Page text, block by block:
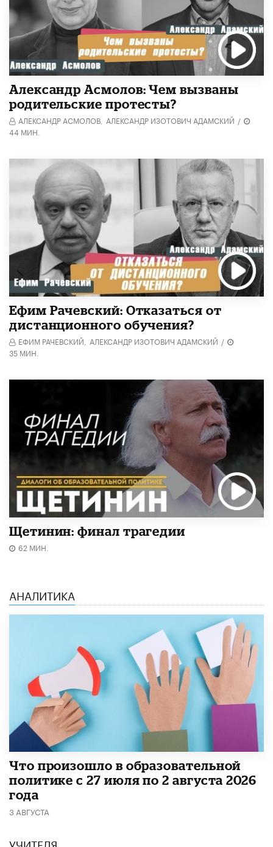
Александр Асмолов: Чем вызваны
родительские протесты?
АЛЕКСАНДР АСМОЛОВ, АЛЕКСАНДР ИЗОТОВИЧ АДАМСКИЙ /
44 МИН.
Ефим Рачевский: Отказаться от
дистанционного обучения?
ЕФИМ РАЧЕВСКИЙ, АЛЕКСАНДР ИЗОТОВИЧ АДАМСКИЙ /
35 МИН.
Щетинин: финал трагедии
62 МИН.
АНАЛИТИКА
​Что произошло в образовательной
политике с 27 июля по 2 августа 2026
года
3 АВГУСТА
УЧИТЕЛЯ